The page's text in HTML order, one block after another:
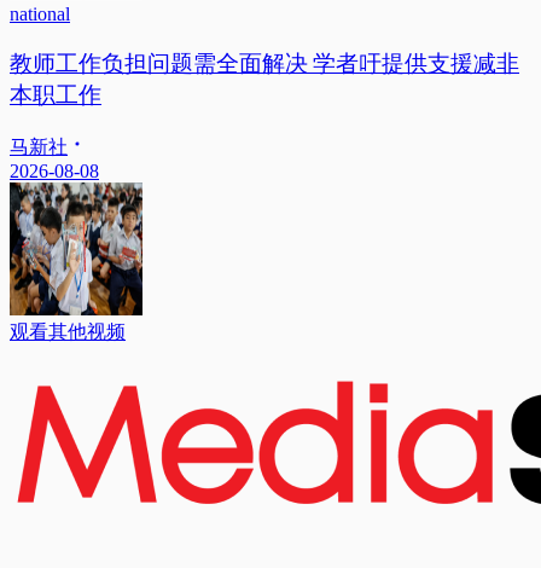
national
教师工作负担问题需全面解决 学者吁提供支援减非
本职工作
马新社
2026-08-08
观看其他视频